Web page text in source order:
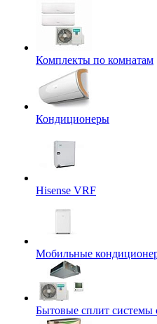
Комплекты по комнатам
Кондиционеры
Hisense VRF
Мобильные
Бытовые сплит системы